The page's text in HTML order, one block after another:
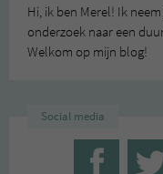
Hi, ik ben Merel! Ik
onderzoek naar een
Welkom op mijn blog!
Social media